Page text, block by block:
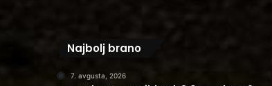
Najbolj brano
7. avgusta, 2026